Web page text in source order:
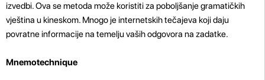
izvedbi. Ova se metoda može koristiti za poboljšanje gramatičkih
vještina u kineskom. Mnogo je internetskih tečajeva koji daju
povratne informacije na temelju vaših odgovora na zadatke.
Mnemotechnique